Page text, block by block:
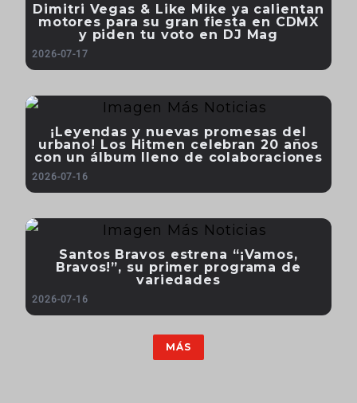
Dimitri Vegas & Like Mike ya calientan
motores para su gran fiesta en CDMX
y piden tu voto en DJ Mag
2026-07-17
¡Leyendas y nuevas promesas del
urbano! Los Hitmen celebran 20 años
con un álbum lleno de colaboraciones
2026-07-16
Santos Bravos estrena “¡Vamos,
Bravos!”, su primer programa de
variedades
2026-07-16
MÁS